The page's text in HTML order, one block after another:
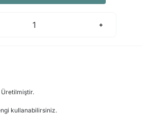
kullanabilirsiniz.